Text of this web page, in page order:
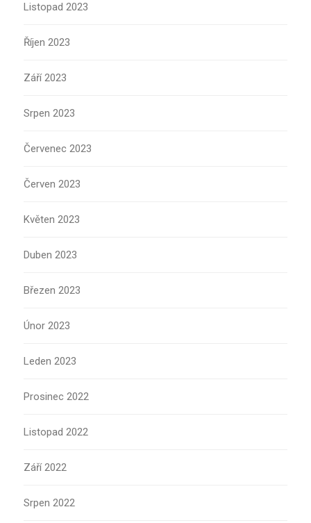
Listopad 2023
Říjen 2023
Září 2023
Srpen 2023
Červenec 2023
Červen 2023
Květen 2023
Duben 2023
Březen 2023
Únor 2023
Leden 2023
Prosinec 2022
Listopad 2022
Září 2022
Srpen 2022